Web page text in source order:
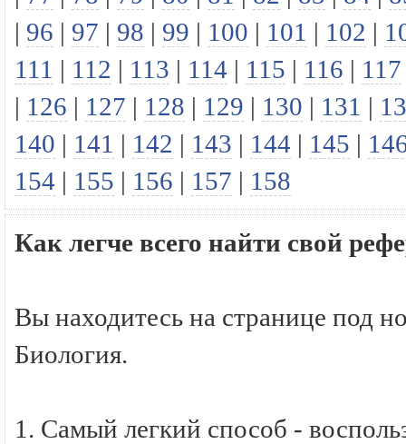
| 96 | 97 | 98 | 99 | 100 | 101 | 102 |
111 | 112 | 113 | 114 | 115 | 116 | 117
| 126 | 127 | 128 | 129 | 130 | 131 |
140 | 141 | 142 | 143 | 144 | 145 |
154 | 155 | 156 | 157 | 158
Как легче всего найти свой
Вы находитесь на странице под
Биология.
1. Самый легкий способ -